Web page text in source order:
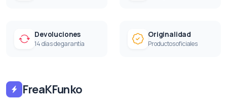
Devoluciones
14 días de garantía
Originalidad
Productos oficiales
FreaKFunko